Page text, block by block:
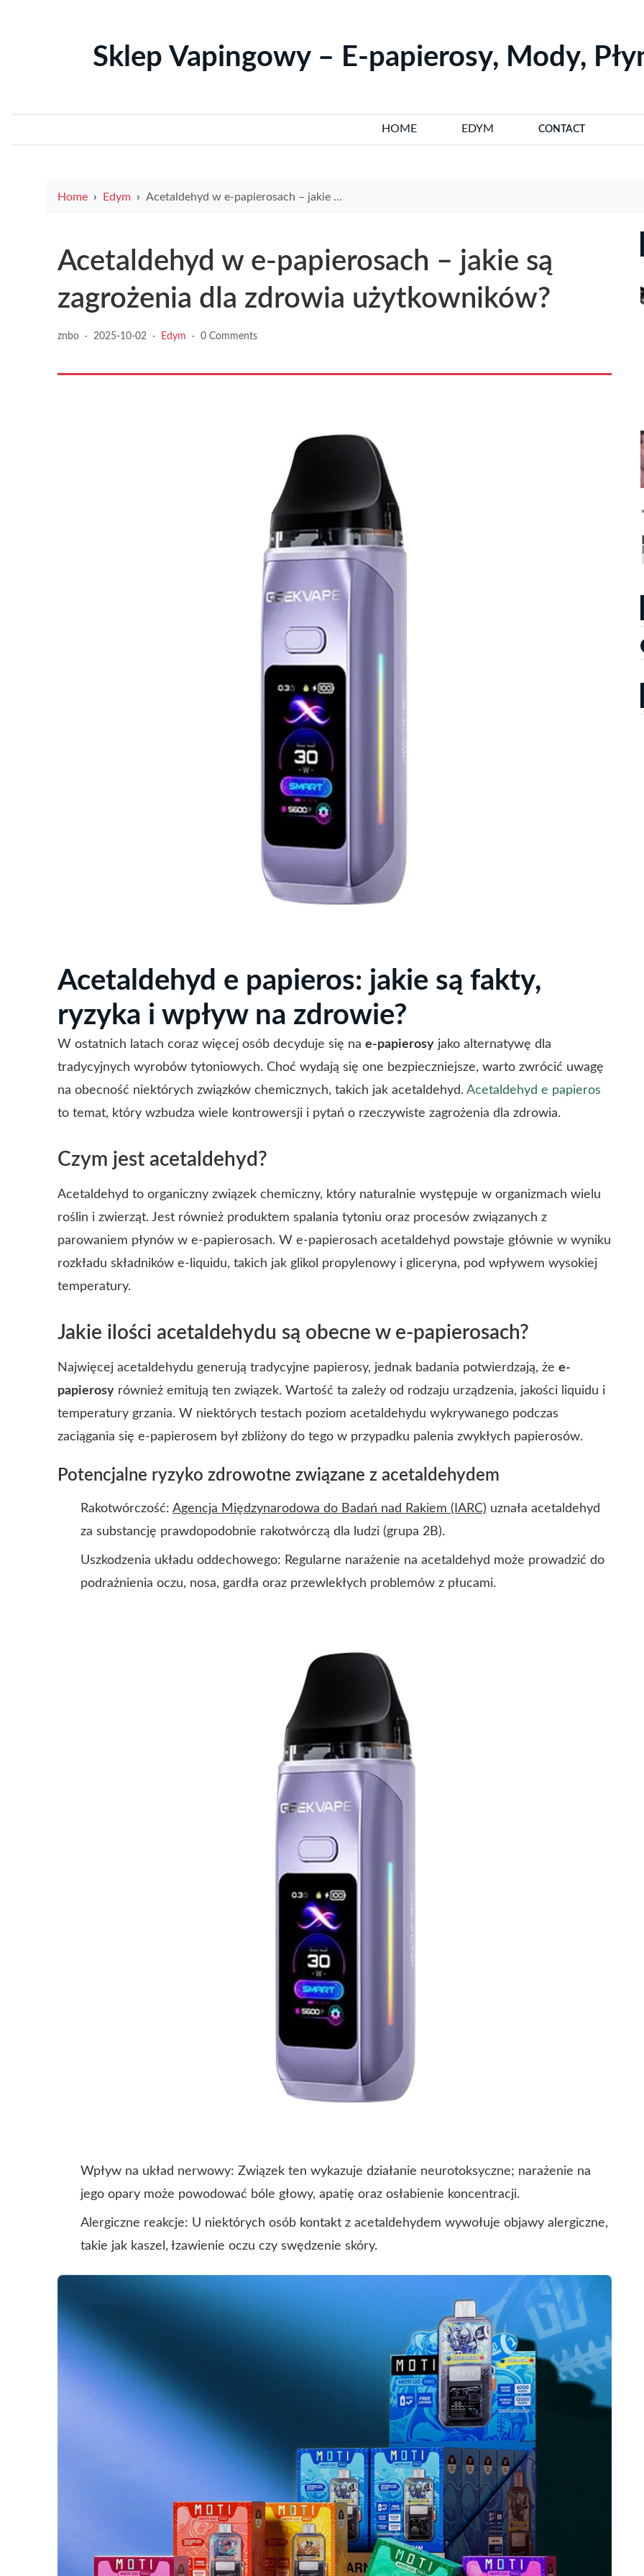
Sklep Vapingowy – E-papierosy, Mody,
HOME EDYM CONTACT
Home Edym Acetaldehyd w e-papierosach – jakie są zagrożenia dla zdrowia użytkowników?
Acetaldehyd w e-papierosach – jakie są
zagrożenia dla zdrowia użytkowników?
znbo · 2025-10-02 · Edym · 0 Comments
Acetaldehyd e papieros: jakie są fakty,
ryzyka i wpływ na zdrowie?
W ostatnich latach coraz więcej osób decyduje się na e-papierosy jako alternatywę dla
tradycyjnych wyrobów tytoniowych. Choć wydają się one bezpieczniejsze, warto zwrócić uwagę
na obecność niektórych związków chemicznych, takich jak acetaldehyd. Acetaldehyd e papieros
to temat, który wzbudza wiele kontrowersji i pytań o rzeczywiste zagrożenia dla zdrowia.
Czym jest acetaldehyd?
Acetaldehyd to organiczny związek chemiczny, który naturalnie występuje w organizmach wielu
roślin i zwierząt. Jest również produktem spalania tytoniu oraz procesów związanych z
parowaniem płynów w e-papierosach. W e-papierosach acetaldehyd powstaje głównie w wyniku
rozkładu składników e-liquidu, takich jak glikol propylenowy i gliceryna, pod wpływem wysokiej
temperatury.
Jakie ilości acetaldehydu są obecne w e-papierosach?
Najwięcej acetaldehydu generują tradycyjne papierosy, jednak badania potwierdzają, że e-
papierosy również emitują ten związek. Wartość ta zależy od rodzaju urządzenia, jakości liquidu i
temperatury grzania. W niektórych testach poziom acetaldehydu wykrywanego podczas
zaciągania się e-papierosem był zbliżony do tego w przypadku palenia zwykłych papierosów.
Potencjalne ryzyko zdrowotne związane z acetaldehydem
Rakotwórczość: Agencja Międzynarodowa do Badań nad Rakiem (IARC) uznała acetaldehyd
za substancję prawdopodobnie rakotwórczą dla ludzi (grupa 2B).
Uszkodzenia układu oddechowego: Regularne narażenie na acetaldehyd może prowadzić do
podrażnienia oczu, nosa, gardła oraz przewlekłych problemów z płucami.
Wpływ na układ nerwowy: Związek ten wykazuje działanie neurotoksyczne; narażenie na
jego opary może powodować bóle głowy, apatię oraz osłabienie koncentracji.
Alergiczne reakcje: U niektórych osób kontakt z acetaldehydem wywołuje objawy alergiczne,
takie jak kaszel, łzawienie oczu czy swędzenie skóry.